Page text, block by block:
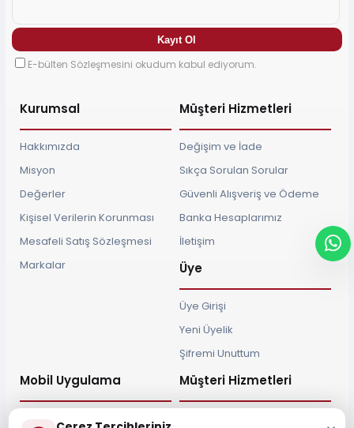
E-bülten Sözleşmesini okudum kabul ediyorum.
Kurumsal
Hakkımızda
Misyon
Değerler
Kişisel Verilerin Korunması
Mesafeli Satış Sözleşmesi
Markalar
Müşteri Hizmetleri
Değişim ve İade
Sıkça Sorulan Sorular
Güvenli Alışveriş ve Ödeme
Banka Hesaplarımız
İletişim
Üye
Üye Girişi
Yeni Üyelik
Şifremi Unuttum
Mobil Uygulama Müşteri Hizmetleri